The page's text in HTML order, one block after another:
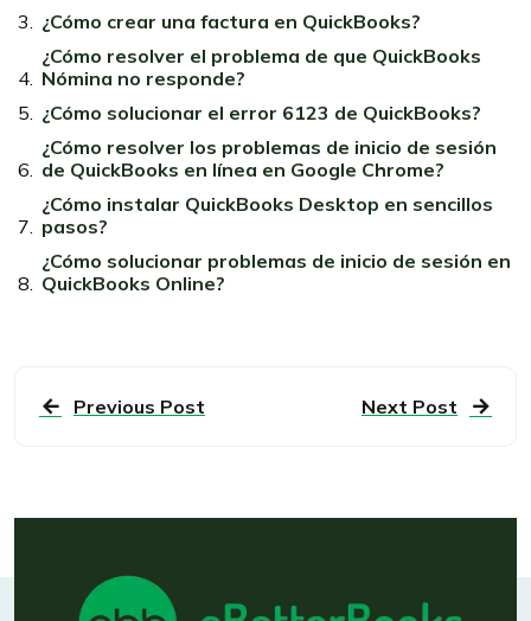
¿Cómo crear una factura en QuickBooks?
¿Cómo resolver el problema de que QuickBooks
Nómina no responde?
¿Cómo solucionar el error 6123 de QuickBooks?
¿Cómo resolver los problemas de inicio de sesión
de QuickBooks en línea en Google Chrome?
¿Cómo instalar QuickBooks Desktop en sencillos
pasos?
¿Cómo solucionar problemas de inicio de sesión en
QuickBooks Online?
Previous Post Next Post